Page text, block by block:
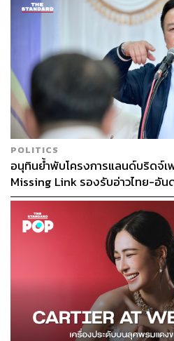
ABOUT
สรสิช ลีลานุ
Content
ผู้สนใจในการเ
ลงทุนต่างปร
และเรียนรู้สิ่งใ
POLITICS
อนุทินย้ำพับโครงการแลนด์บริดจ์
Missing Link รองรับอ่าวไทย-อัน